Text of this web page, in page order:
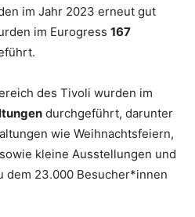
im Jahr 2023 erneut gut
im Eurogress 167
des Tivoli wurden im
durchgeführt, darunter
wie Weihnachtsfeiern,
kleine Ausstellungen und
dem 23.000 Besucher*innen